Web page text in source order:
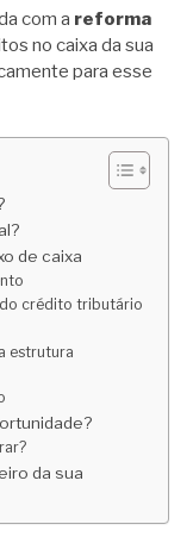
com a reforma
no caixa da sua
para esse
de caixa
crédito tributário
estrutura
da sua